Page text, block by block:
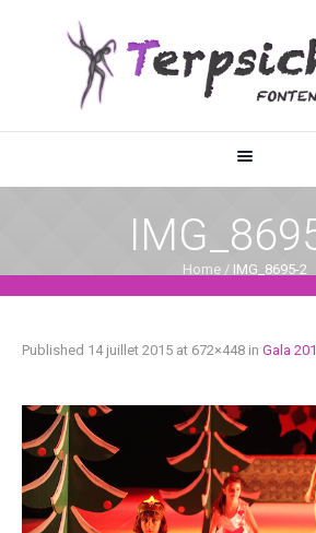
Home / IMG_8695-2
Published 14 juillet 2015 at 672×448 in Gala